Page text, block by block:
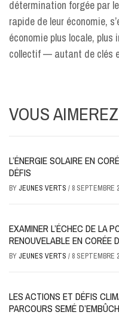
détermination forgée par
rapide de leur économie,
économie plus locale,
collectif — autant de clés
VOUS AIMEREZ
L’ÉNERGIE SOLAIRE EN
DÉFIS
BY JEUNES VERTS / 8 SEPTEMBRE
EXAMINER L’ÉCHEC DE LA
RENOUVELABLE EN CORÉE
BY JEUNES VERTS / 8 SEPTEMBRE
LES ACTIONS ET DÉFIS
PARCOURS SEMÉ